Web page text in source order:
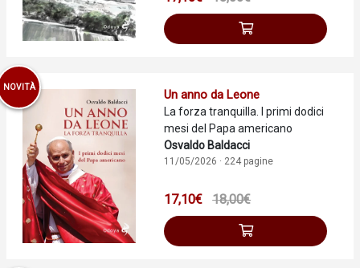
NOVITÀ
Un anno da Leone
La forza tranquilla. I primi dodici
mesi del Papa americano
Osvaldo Baldacci
11/05/2026 · 224 pagine
17,10€ 18,00€